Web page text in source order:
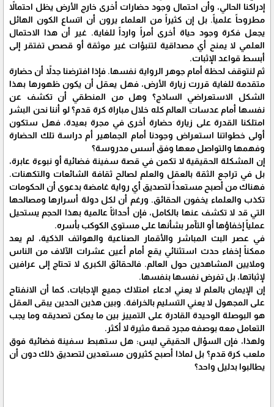
إدراكنا الحالي، وأن احتمال وجود حضارات أخرى خارج الأرض يظل احتمالاً
مطروحاً علمياً. بل إن كثيراً من العلماء يرون أن اتساع الكون الهائل
يجعل فكرة وجود حياة أخرى أمراً وارداً للغاية. غير أن هذا الاحتمال
العلمي لا يمنح أي مصداقية لتنبؤات غير موثقة أو قصص تفتقر إلى
أبسط قواعد الإثبات.
ثم لنتوقف لحظة أمام جوهر الرواية نفسها. فإذا افترضنا جدلاً أن حضارة
متقدمة للغاية قررت زيارة الأرض، فهل يعقل أن يكون ظهورها بهذا
الشكل الاستعراضي الساذج؟ وهل من المنطقي أن تكشف عن
نفسها أمام عدسات العالم كله خلال مباراة كرة قدم؟ لو أننا نحن البشر
امتلكنا القدرة على زيارة حضارة أخرى في مجرة بعيدة، فهل ستكون
أولى خطواتنا استعراض وجودنا أمام الجماهير أم دراسة تلك الحضارة
وفهمها والتواصل معها وفق أسس مدروسة؟
إن المشكلة الحقيقية لا تكمن في قصة سفينة فضائية أو نبوءة عابرة،
بل في تراجع الثقة بالعقل والعلم لصالح ثقافة الشائعات والتكهنات.
فهناك من أصبح مستعداً لتصديق أي رواية غامضة بدعوى أن الحكومات
تكذب والعلماء يخفون الحقائق. ورغم أن لكل دولة أسرارها ومصالحها
التي قد لا تكشف عنها بالكامل، فإن أحداثاً عالمية بهذا الحجم يستحيل
عملياً إخفاؤها أو التآمر بشأنها على مستوى الكوكب بأسره.
في عصر البث المباشر والأقمار الصناعية والهواتف الذكية، لم يعد
ممكناً إخفاء حدث استثنائي يقع أمام أعين عشرات الآلاف من الناس
وملايين المشاهدين حول العالم. فالحقائق الكبرى لا تحتاج إلى عرافين
لإثباتها، بل تفرض نفسها بنفسها.
إن الإيمان بالعلم لا يعني ادعاء امتلاك جميع الإجابات، كما أن الانفتاح
على المجهول لا يعني التسليم بالخرافة. وبين هذين الحدين يبقى العقل
هو البوصلة الوحيدة القادرة على التمييز بين ما يمكن تصديقه وما يجب
التعامل معه بوصفه مجرد قصة مثيرة لا أكثر.
ولهذا، فإن السؤال الحقيقي ليس: هل ستهبط سفينة فضائية فوق
ملعب كرة قدم؟ بل لماذا أصبح كثيرون مستعدين لتصديق ذلك دون أن
يطالبوا بدليل واحد؟